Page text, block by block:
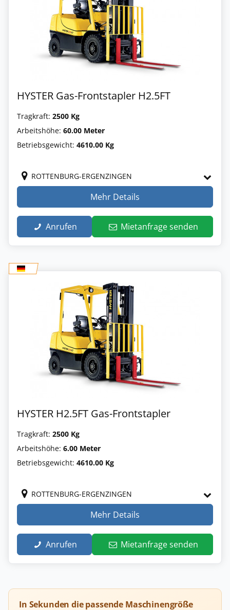
HYSTER Gas-Frontstapler H2.5FT
Tragkraft: 2500 Kg
Arbeitshöhe: 60.00 Meter
Betriebsgewicht: 4610.00 Kg
ROTTENBURG-ERGENZINGEN
Mehr Details
Anrufen Mietanfrage senden
HYSTER H2.5FT Gas-Frontstapler
Tragkraft: 2500 Kg
Arbeitshöhe: 6.00 Meter
Betriebsgewicht: 4610.00 Kg
ROTTENBURG-ERGENZINGEN
Mehr Details
Anrufen Mietanfrage senden
In Sekunden die passende Maschinengröße